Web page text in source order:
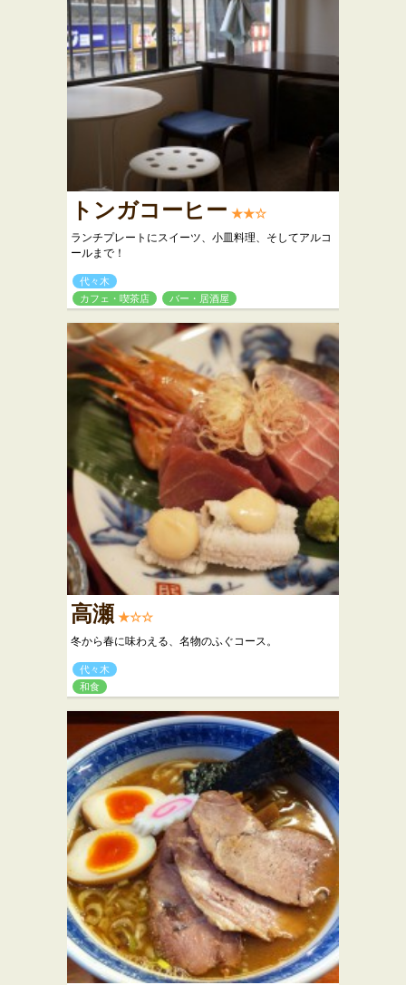
トンガコーヒー ★★☆
ランチプレートにスイーツ、小皿料理、そしてアルコ
ールまで！
代々木
カフェ・喫茶店
バー・居酒屋
高瀬 ★☆☆
冬から春に味わえる、名物のふぐコース。
代々木
和食